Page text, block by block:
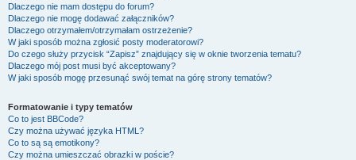
Dlaczego nie mam dostępu do forum?
Dlaczego nie mogę dodawać załączników?
Dlaczego otrzymałem/otrzymałam ostrzeżenie?
W jaki sposób można zgłosić posty moderatorowi?
Do czego służy przycisk “Zapisz” znajdujący się w oknie tworzenia tematu?
Dlaczego mój post musi być akceptowany?
W jaki sposób mogę przesunąć swój temat na górę strony tematów?
Formatowanie i typy tematów
Co to jest BBCode?
Czy można używać języka HTML?
Co to są są emotikony?
Czy można umieszczać obrazki w poście?